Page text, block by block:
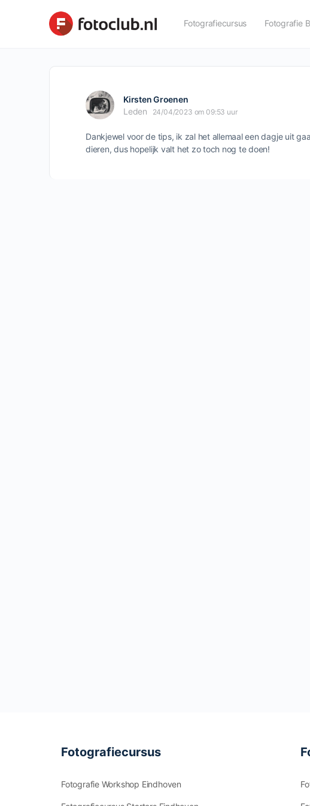
Fotografiecursus Fotografie
Kirsten Groenen
Leden
24/04/2023 om 09:53 uur
Dankjewel voor de tips, ik zal het allemaal een dagje uit
dieren, dus hopelijk valt het zo toch nog te doen!
Fotografiecursus
Fotografie Workshop Eindhoven